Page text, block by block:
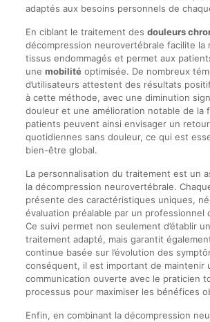
adaptés aux besoins personnels de
En ciblant le traitement des douleurs
décompression neurovertébrale facilite la
tissus endommagés et permet aux
une mobilitéoptimisée. De nombreux
d’utilisateurs attestent des résultats
à cette méthode, avec une diminution
douleur et une amélioration notable de la
patients peuvent ainsi envisager un
quotidiennes sans douleur, ce qui est
bien-être global.
La personnalisation du traitement est un
la décompression neurovertébrale.
présente des caractéristiques uniques,
évaluation préalable par un professionnel
Ce suivi permet non seulement d’établir
traitement adapté, mais garantit
continue basée sur l’évolution des
conséquent, il est important de maintenir
communication ouverte avec le praticien
processus pour maximiser les bénéfices
Enfin, en combinant la décompression